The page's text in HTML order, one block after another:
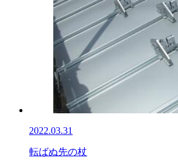
2022.03.31
転ばぬ先の杖